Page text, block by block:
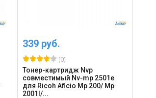
339 руб.
(0)
Тонер-картридж Nvp
совместимый Nv-mp 2501e
для Ricoh Aficio Mp 200/ Mp
2001l/...